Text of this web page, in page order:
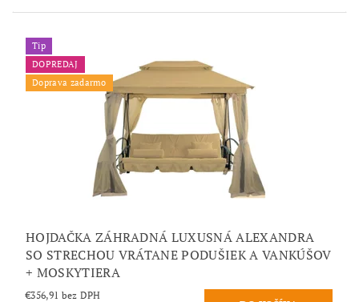
Tip
DOPREDAJ
Doprava zadarmo
HOJDAČKA ZÁHRADNÁ LUXUSNÁ ALEXANDRA
SO STRECHOU VRÁTANE PODUŠIEK A VANKÚŠOV
+ MOSKYTIERA
€356,91 bez DPH